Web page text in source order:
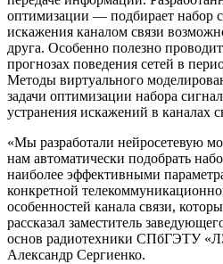
оптимизации — подбирает набор
искажения каналом связи
друга. Особенно полезно
прогнозах поведения сетей в
Методы виртуального
задачи оптимизации набора
устранения искажений в каналах
«Мы разработали нейросетевую
нам автоматически подобрать
наиболее эффективными
конкретной
особенностей канала связи,
рассказал заместитель
основ радиотехники СПбГЭТУ
Александр Сергиенко.